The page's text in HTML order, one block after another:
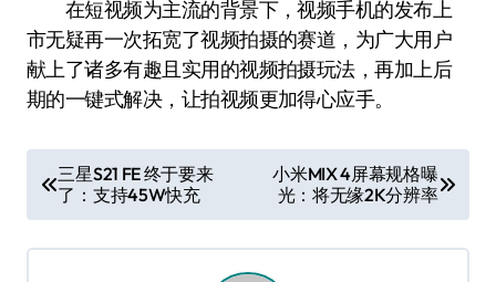
在短视频为主流的背景下，视频手机的发布上
市无疑再一次拓宽了视频拍摄的赛道，为广大用户
献上了诸多有趣且实用的视频拍摄玩法，再加上后
期的一键式解决，让拍视频更加得心应手。
章
导
三星S21 FE 终于要来
了：支持45W快充
小米MIX 4屏幕规格曝
光：将无缘2K分辨率